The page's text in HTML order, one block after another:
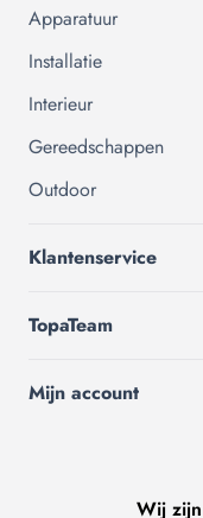
Apparatuur
Installatie
Interieur
Gereedschappen
Outdoor
Klantenservice
TopaTeam
Mijn account
Wij